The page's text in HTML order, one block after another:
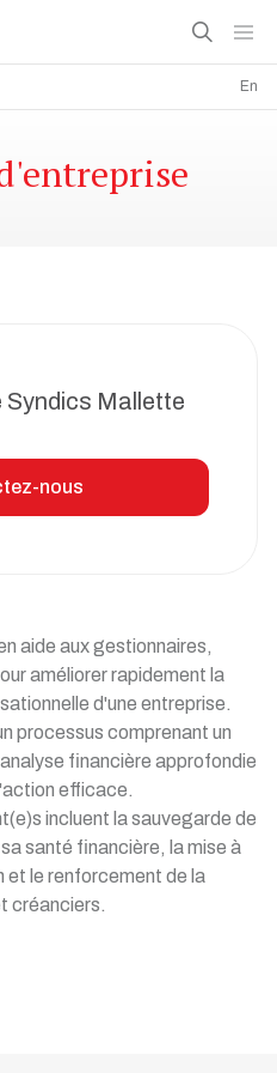
En
Mallette
nous
aide aux gestionnaires,
améliorer rapidement la
d'une entreprise.
processus comprenant un
financière approfondie
efficace.
incluent la sauvegarde de
santé financière, la mise à
et le renforcement de la
créanciers.